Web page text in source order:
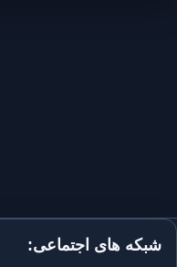
شبکه های اجتماعی: